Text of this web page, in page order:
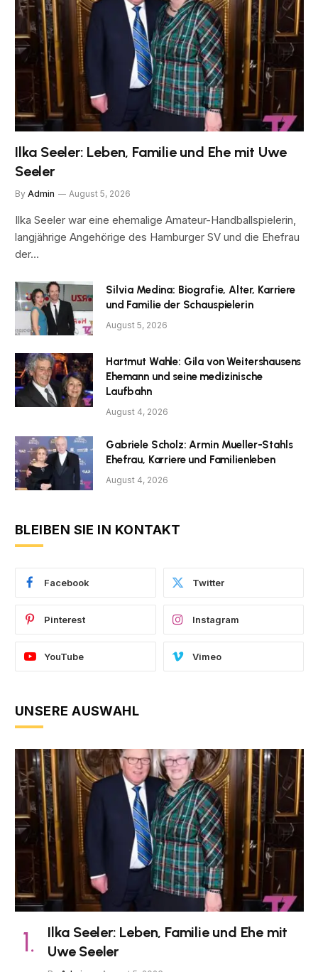
Ilka Seeler: Leben, Familie und Ehe mit Uwe
Seeler
By Admin August 5, 2026
Ilka Seeler war eine ehemalige Amateur-Handballspielerin,
langjährige Angehörige des Hamburger SV und die Ehefrau
der…
Silvia Medina: Biografie, Alter, Karriere
und Familie der Schauspielerin
August 5, 2026
Hartmut Wahle: Gila von Weitershausens
Ehemann und seine medizinische
Laufbahn
August 4, 2026
Gabriele Scholz: Armin Mueller-Stahls
Ehefrau, Karriere und Familienleben
August 4, 2026
BLEIBEN SIE IN KONTAKT
Facebook Twitter
Pinterest Instagram
YouTube Vimeo
UNSERE AUSWAHL
Ilka Seeler: Leben, Familie und Ehe mit
Uwe Seeler